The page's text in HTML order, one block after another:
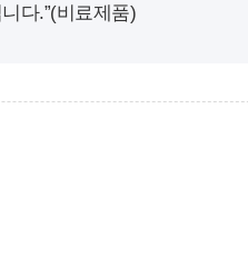
다.”(비료제품)